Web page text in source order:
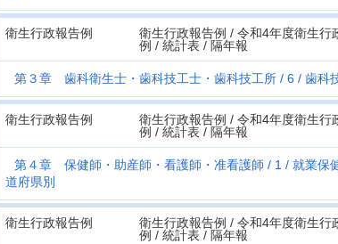
衛生行政報告例
衛生行政報告例 / 令和4年度衛生行
例 / 統計表 / 隔年報
第３章 歯科衛生士・歯科技工士・歯科技工所 6 歯科
衛生行政報告例
衛生行政報告例 / 令和4年度衛生行
例 / 統計表 / 隔年報
第４章 保健師・助産師・看護師・准看護師 1
就業保
道府県別
衛生行政報告例
衛生行政報告例 / 令和4年度衛生行
例 / 統計表 / 隔年報